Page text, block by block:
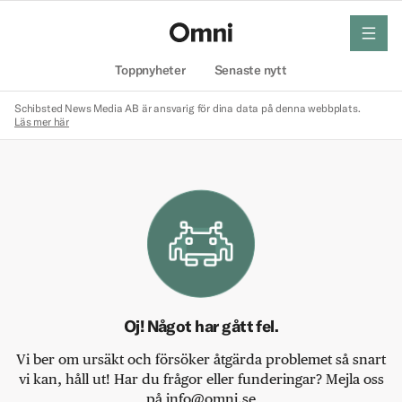
Toppnyheter Senaste nytt
meny
Schibsted News Media AB är ansvarig för dina data på denna webbplats.
Läs mer här
Oj! Något har gått fel.
Vi ber om ursäkt och försöker åtgärda problemet så snart
vi kan, håll ut! Har du frågor eller funderingar? Mejla oss